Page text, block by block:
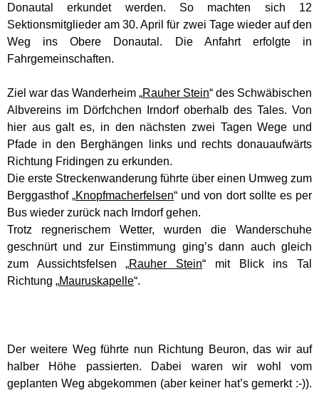
Donautal erkundet werden. So machten sich 12
Sektionsmitglieder am 30. April für zwei Tage wieder auf den
Weg ins Obere Donautal. Die Anfahrt erfolgte in
Fahrgemeinschaften.
Ziel war das Wanderheim „Rauher Stein“ des Schwäbischen
Albvereins im Dörfchchen Irndorf oberhalb des Tales. Von
hier aus galt es, in den nächsten zwei Tagen Wege und
Pfade in den Berghängen links und rechts donauaufwärts
Richtung Fridingen zu erkunden.
Die erste Streckenwanderung führte über einen Umweg zum
Berggasthof „Knopfmacherfelsen“ und von dort sollte es per
Bus wieder zurück nach Irndorf gehen.
Trotz regnerischem Wetter, wurden die Wanderschuhe
geschnürt und zur Einstimmung ging’s dann auch gleich
zum Aussichtsfelsen „Rauher Stein“ mit Blick ins Tal
Richtung „Mauruskapelle“.
Der weitere Weg führte nun Richtung Beuron, das wir auf
halber Höhe passierten. Dabei waren wir wohl vom
geplanten Weg abgekommen (aber keiner hat’s gemerkt :-)).